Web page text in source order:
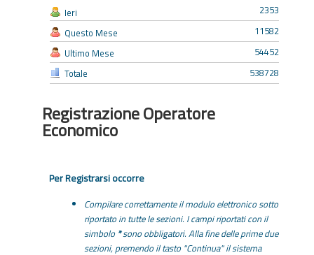
Ieri
Questo Mese
Ultimo Mese
Totale
2353
11582
54452
538728
Registrazione Operatore
Economico
Per Registrarsi occorre
Compilare correttamente il modulo elettronico sotto
riportato in tutte le sezioni. I campi riportati con il
simbolo *sono obbligatori. Alla fine delle prime due
sezioni, premendo il tasto "Continua" il sistema